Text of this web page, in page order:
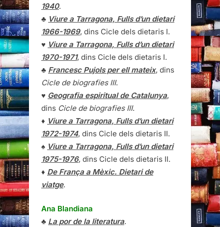
1940.
♣ Viure a Tarragona, Fulls d’un dietari
1966-1969, dins Cicle dels dietaris I.
♥ Viure a Tarragona, Fulls d’un dietari
1970-1971, dins Cicle dels dietaris I.
♣ Francesc Pujols per ell mateix, dins
Cicle de biografies III.
♥ Geografia espiritual de Catalunya,
dins Cicle de biografies III.
♦ Viure a Tarragona, Fulls d’un dietari
1972-1974, dins Cicle dels dietaris II.
♠ Viure a Tarragona, Fulls d’un dietari
1975-1976, dins Cicle dels dietaris II.
♦ De França a Mèxic. Dietari de
viatge.
Ana Blandiana
♣ La por de la literatura.